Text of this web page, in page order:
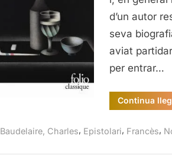
d’un autor
seva
aviat
per entrar…
Continua
Baudelaire, Charles, Epistolari, Francès,